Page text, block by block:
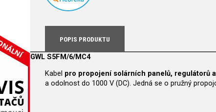
POPIS PRODUKTU
GWL S5FM/6/MC4
Kabel pro propojení solárních panelů, regulátorů
a odolnost do 1000 V (DC). Jedná se o pružný